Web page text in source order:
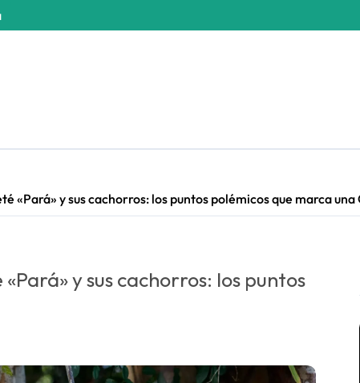
«Pará» y sus cachorros: los puntos polémicos que marca una
y sus cachorros: los puntos